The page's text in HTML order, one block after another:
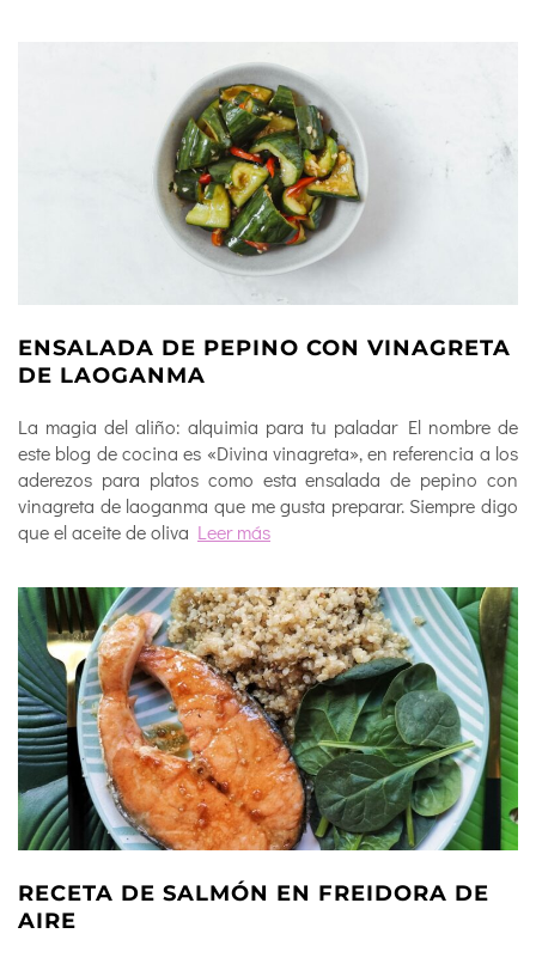
ENSALADA DE PEPINO CON VINAGRETA
DE LAOGANMA
La magia del aliño: alquimia para tu paladar El nombre de
este blog de cocina es «Divina vinagreta», en referencia a los
aderezos para platos como esta ensalada de pepino con
vinagreta de laoganma que me gusta preparar. Siempre digo
que el aceite de oliva Leer más
RECETA DE SALMÓN EN FREIDORA DE
AIRE